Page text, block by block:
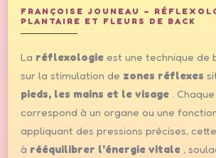
FRANÇOISE JOUNEAU –
PLANTAIRE ET FLEURS DE BACK
La réflexologie est une technique de
sur la stimulation de zones réflexes
pieds, les mains et le visage .
correspond à un organe ou une
appliquant des pressions précises,
à rééquilibrer l’énergie vitale ,